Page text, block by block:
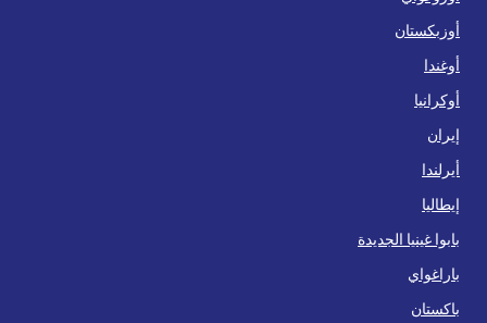
أوزبكستان
أوغندا
أوكرانيا
إيران
أيرلندا
إيطاليا
بابوا غينيا الجديدة
باراغواي
باكستان